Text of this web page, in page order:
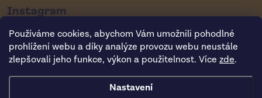
Používáme cookies, abychom Vám umožnili pohodlné
prohlížení webu a díky analýze provozu webu neustále
zlepšovali jeho funkce, výkon a použitelnost. Více zde.
Nastavení
Instagram